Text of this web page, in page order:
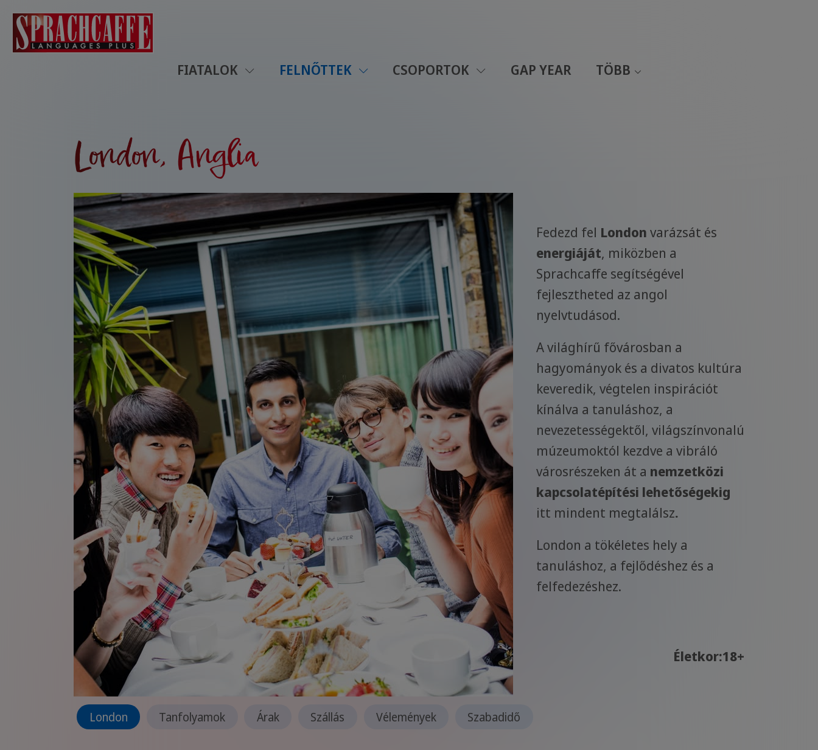
FIATALOK FELNŐTTEK CSOPORTOK GAP YEAR TÖBB
London, Anglia
Fedezd fel London varázsát és
energiáját, miközben a
Sprachcaffe segítségével
fejlesztheted az angol
nyelvtudásod.
A világhírű fővárosban a
hagyományok és a divatos kultúra
keveredik, végtelen inspirációt
kínálva a tanuláshoz, a
nevezetességektől, világszínvonalú
múzeumoktól kezdve a vibráló
városrészeken át a nemzetközi
kapcsolatépítési lehetőségekig
itt mindent megtalálsz.
London a tökéletes hely a
tanuláshoz, a fejlődéshez és a
felfedezéshez.
Életkor:18+
London Tanfolyamok Árak Szállás Vélemények Szabadidő